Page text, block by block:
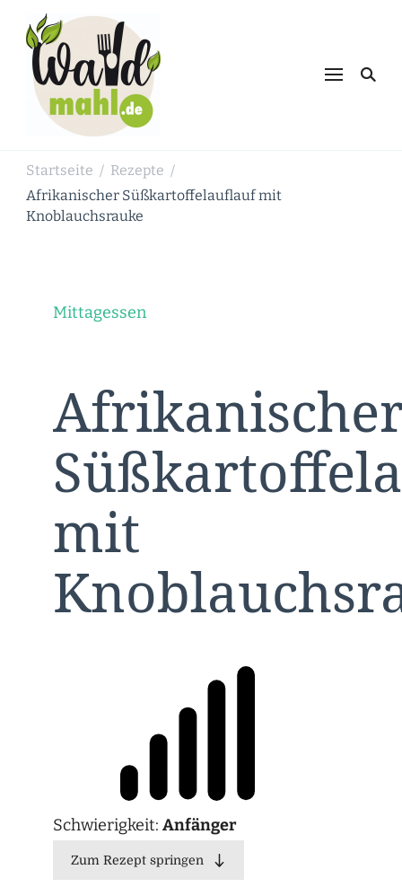
Schnabulieren, was die Natur einem
Startseite / Rezepte /
Afrikanischer Süßkartoffelauflauf mit
Knoblauchsrauke
Mittagessen
mit
Schwierigkeit: Anfänger
Zum Rezept springen